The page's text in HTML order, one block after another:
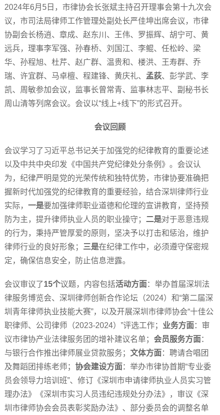
2024年6月5日，市律协会长张斌主持召开理事会第十九次会
议，市司法局律师工作管理处副处长严佳坤出席会议，市律
协副会长杨逍、章成、赵东川、王伟、罗振辉、胡宁可、黄
远兵，理事李军强、孙春桥、刘国江、李鲲、任松岭、梁
华、孙程旭、杜芹、赵广群、温贵和、楼洪、王寿群、乔
瑞、许宜群、马卓檀、程建锋、黄庆礼、 孟荻、彭学武、李
凯、周敏参加会议，监事长曾常青、监事林志平、副秘书长
周山清等列席会议。会议以“线上+线下”的形式召开。
会议回顾
会议学习了习近平总书记关于加强党的纪律教育的重要论述
以及中共中央印发《中国共产党纪律处分条例》。会议认
为，纪律严明是党的光荣传统和独特优势，市律协要准确把
握新时代加强党的纪律教育的重要经验，结合深圳律师行业
实际， 一是要加强律师职业道德和伦理的宣讲教育，坚持预
防为主，提升律师执业人员的职业操守； 二是对于恶意违规
的行为，秉持严管厚爱的原则，坚决予以打击和惩治，维护
律师行业的良好形象； 三是在纪律工作中，必须遵守保密规
定，确保信息安全，防止信息泄露。
会议审议了15个议题，内容包括活动方面 ：举办首届深圳法
律服务博览会、深圳律师创新合作论坛（2024）和“第二届深
圳青年律师执业技能大赛”，以及开展深圳市律师协会“十佳公
职律师、公司律师（2023-2024）”评选工作； 业务方面 ：审
议市律协产业法律服务团的增补建议名单； 会员服务方面 ：
与银行合作推出律师展业贷款服务； 文体方面 ：聘请合唱团
及舞蹈团排练老师； 协会建设方面 ：举办市律协首期“专业委
员会领导力培训班”、修订《深圳市申请律师执业人员实习管
理办法》《深圳市实习人员违纪违规处分办法》，审议《深
圳市律师协会会员表彰奖励办法》、部分委员会的调整名单